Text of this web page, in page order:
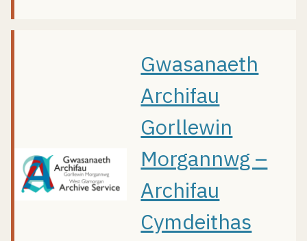
Gwasanaeth
Archifau
Gorllewin
Morgannwg –
Archifau
Cymdeithas